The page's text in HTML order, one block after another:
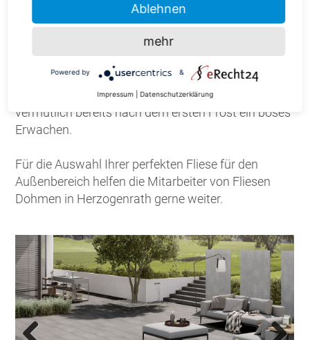
Fliesen witterungs- und frostbeständig sind. Denn
dann sind Terrassenfliesen die optimale Wahl, um
dem unsteten deutschen Wetter zu trotzen. Wind,
Regen, Sonne, Sturm, Hitze oder Frost können dem
Bodenbelag nichts anhaben. Würde jedoch Wasser
in die Poren der Fliesen eindringen, gäbe es
vermutlich bereits nach dem ersten Frost ein böses
Erwachen.
Für die Auswahl Ihrer perfekten Fliese für den
Außenbereich helfen die Mitarbeiter von Fliesen
Dohmen in Herzogenrath gerne weiter.
Ablehnen
mehr
Powered by &
Impressum Datenschutzerklärung